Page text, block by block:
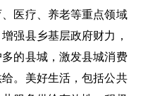
医疗、养老等重点领域
强县乡基层政府财力，
的县城，激发县城消费
。美好生活，包括公共